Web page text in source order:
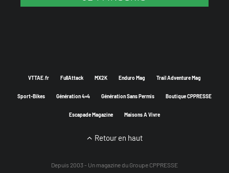
VTTAE.fr FullAttack MX2K Enduro Mag Trail Adventure Mag
Sport-Bikes Génération 4×4 Génération Sans Permis Boutique CPPRESSE
Escapade Magazine Maisons A Vivre
Retour en haut
Depuis 2003 - Un magazine du Groupe CPPRESSE